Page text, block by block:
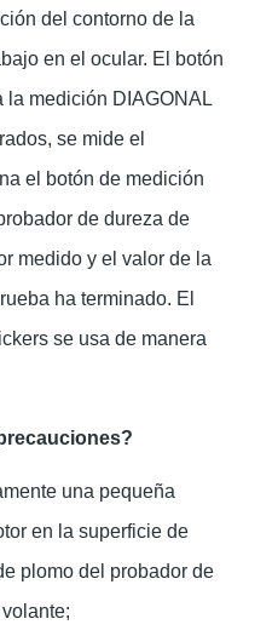
del contorno de la
en el ocular. El botón
la medición DIAGONAL
se mide el
el botón de medición
de dureza de
medido y el valor de la
ha terminado. El
se usa de manera
una pequeña
en la superficie de
plomo del probador de